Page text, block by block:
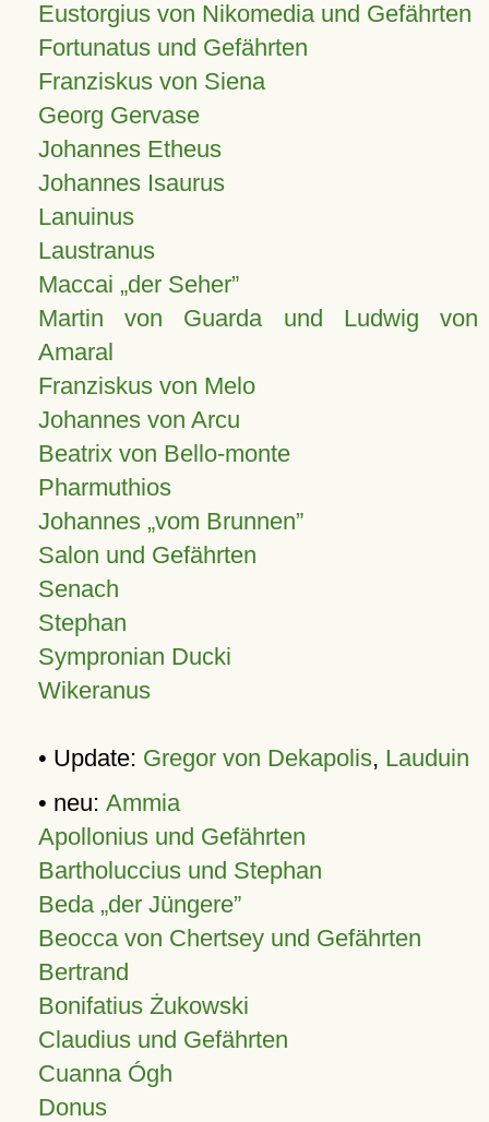
Eustorgius von Nikomedia und Gefährten
Fortunatus und Gefährten
Franziskus von Siena
Georg Gervase
Johannes Etheus
Johannes Isaurus
Lanuinus
Laustranus
Maccai „der Seher”
Martin von Guarda und Ludwig von
Amaral
Franziskus von Melo
Johannes von Arcu
Beatrix von Bello-monte
Pharmuthios
Johannes vom Brunnen
Salon und Gefährten
Senach
Stephan
Sympronian Ducki
Wikeranus
• Update: Gregor von Dekapolis, Lauduin
• neu: Ammia
Apollonius und Gefährten
Bartholuccius und Stephan
Beda „der Jüngere”
Beocca von Chertsey und Gefährten
Bertrand
Bonifatius Żukowski
Claudius und Gefährten
Cuanna Ógh
Donus